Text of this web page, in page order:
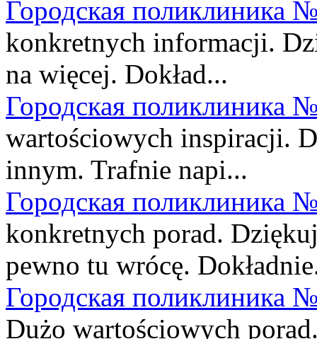
Городская поликлиника
konkretnych informacji.
na więcej. Dokład...
Городская поликлиника
wartościowych inspiracji.
innym. Trafnie napi...
Городская поликлиника
konkretnych porad.
pewno tu wrócę.
Городская поликлиника
Dużo wartościowych